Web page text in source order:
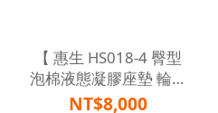
【 惠生 HS018-4 臀型
泡棉液態凝膠座墊 輪椅
座墊 C 款補助 】
NT$8,000